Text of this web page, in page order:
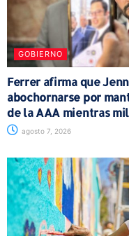
GOBIERNO
Ferrer afirma que
abochornarse por
de la AAA mientras
agosto 7, 2026